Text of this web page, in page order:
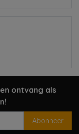
ontvang als
Abonneer